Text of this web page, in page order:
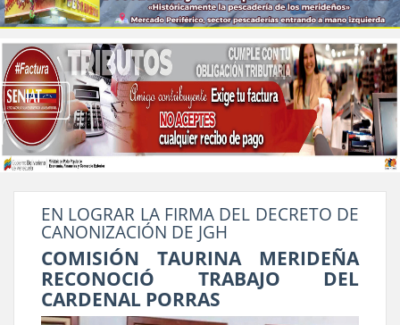
EN LOGRAR LA FIRMA DEL DECRETO DE
CANONIZACIÓN DE JGH
COMISIÓN TAURINA MERIDEÑA
RECONOCIÓ TRABAJO DEL
CARDENAL PORRAS